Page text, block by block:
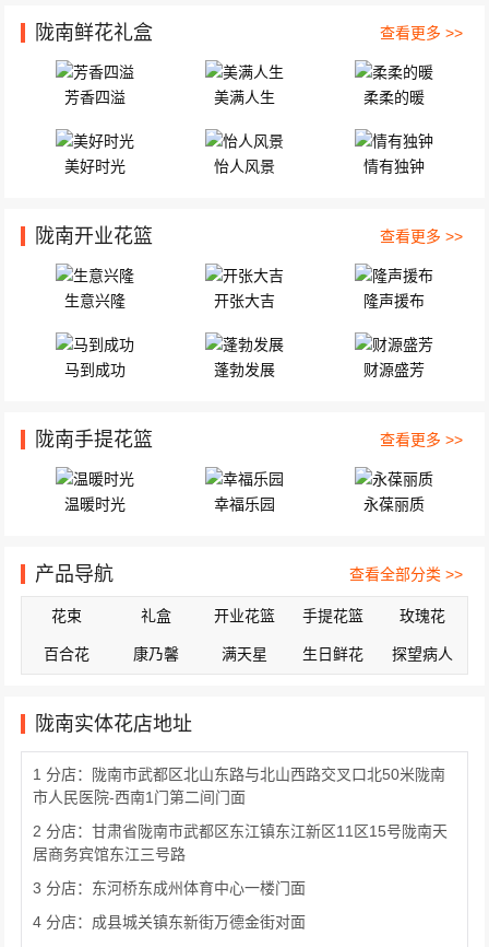
陇南鲜花礼盒 查看更多 >>
芳香四溢 美满人生 柔柔的暖
美好时光 怡人风景 情有独钟
陇南开业花篮 查看更多 >>
生意兴隆 开张大吉 隆声援布
马到成功 蓬勃发展 财源盛芳
陇南手提花篮 查看更多 >>
温暖时光 幸福乐园 永葆丽质
产品导航 查看全部分类 >>
花束 礼盒 开业花篮 手提花篮 玫瑰花
百合花 康乃馨 满天星 生日鲜花 探望病人
陇南实体花店地址
1 分店：陇南市武都区北山东路与北山西路交叉口北50米陇南
市人民医院-西南1门第二间门面
2 分店：甘肃省陇南市武都区东江镇东江新区11区15号陇南天
居商务宾馆东江三号路
3 分店：东河桥东成州体育中心一楼门面
4 分店：成县城关镇东新街万德金街对面